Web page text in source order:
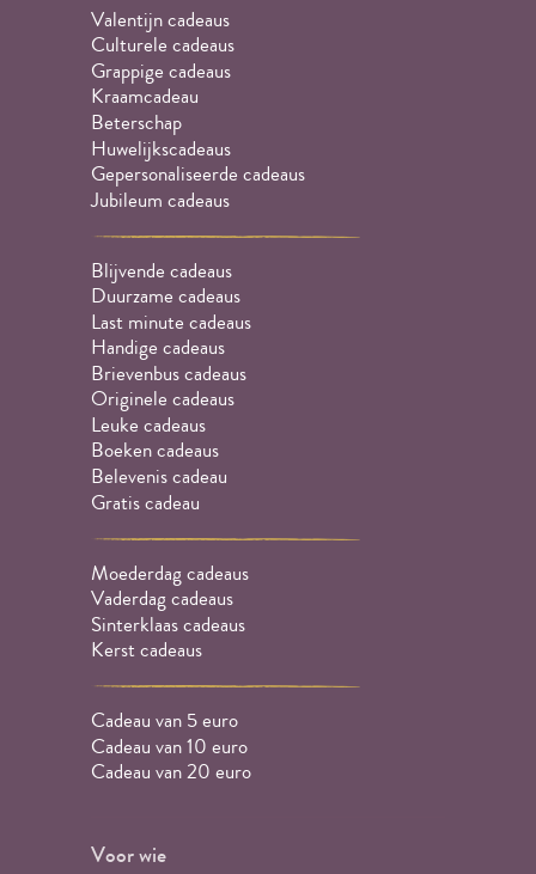
Valentijn cadeaus
Culturele cadeaus
Grappige cadeaus
Kraamcadeau
Beterschap
Huwelijkscadeaus
Gepersonaliseerde cadeaus
Jubileum cadeaus
Blijvende cadeaus
Duurzame cadeaus
Last minute cadeaus
Handige cadeaus
Brievenbus cadeaus
Originele cadeaus
Leuke cadeaus
Boeken cadeaus
Belevenis cadeau
Gratis cadeau
Moederdag cadeaus
Vaderdag cadeaus
Sinterklaas cadeaus
Kerst cadeaus
Cadeau van 5 euro
Cadeau van 10 euro
Cadeau van 20 euro
Voor wie